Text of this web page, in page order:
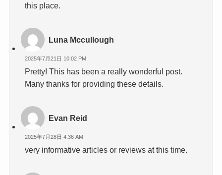
this place.
Luna Mccullough
2025年7月21日 10:02 PM
Pretty! This has been a really wonderful post.
Many thanks for providing these details.
Evan Reid
2025年7月28日 4:36 AM
very informative articles or reviews at this time.